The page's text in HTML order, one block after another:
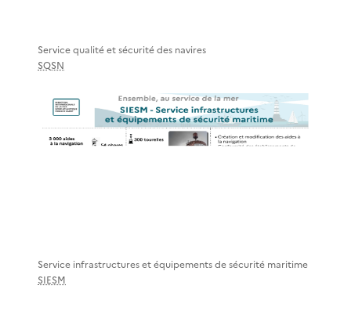
Service qualité et sécurité des navires
SQSN
Service infrastructures et équipements de sécurité maritime
SIESM